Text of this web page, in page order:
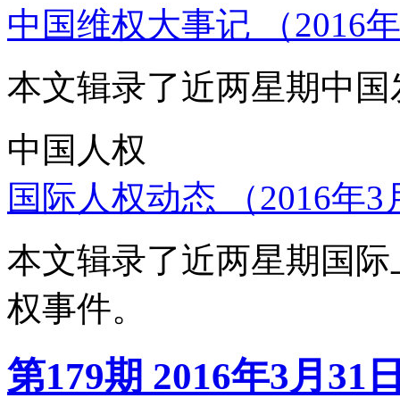
中国维权大事记 （2016
本文辑录了近两星期中
中国人权
国际人权动态 （2016年
本文辑录了近两星期国
权事件。
第179期 2016年3月31